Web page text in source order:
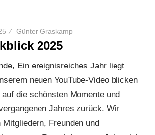
Günter Graskamp
2025
Ein ereignisreiches Jahr liegt
neuen YouTube-Video blicken
die schönsten Momente und
Jahres zurück. Wir
Mitgliedern, Freunden und